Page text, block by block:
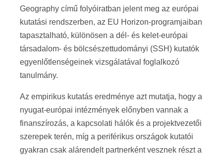
Geography című folyóiratban jelent meg az európai
kutatási rendszerben, az EU Horizon-programjaiban
tapasztalható, különösen a dél- és kelet-európai
társadalom- és bölcsészettudományi (SSH) kutatók
egyenlőtlenségeinek vizsgálatával foglalkozó
tanulmány.
Az empirikus kutatás eredménye azt mutatja, hogy a
nyugat-európai intézmények előnyben vannak a
finanszírozás, a kapcsolati hálók és a projektvezetői
szerepek terén, míg a periférikus országok kutatói
gyakran csak alárendelt partnerként vesznek részt a